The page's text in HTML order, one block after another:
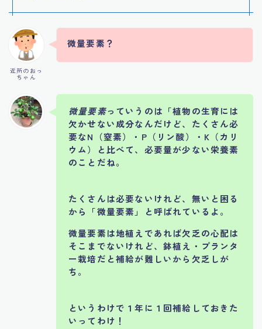
近所のおっ
ちゃん
微量要素？
微量要素っていうのは「植物の生育には
欠かせない成分なんだけど、たくさん必
要なN（窒素）・P（リン酸）・K（カリ
ウム）と比べて、必要量が少ない栄養素
のことだね。
たくさんは必要ないけれど、無いと困る
から「微量要素」と呼ばれているよ。
微量要素は地植えであれば欠乏の心配は
そこまでないけれど、鉢植え・プランタ
ー栽培だと補給が難しいから欠乏しが
ち。
というわけで１年に１回補給しておきた
いってわけ！